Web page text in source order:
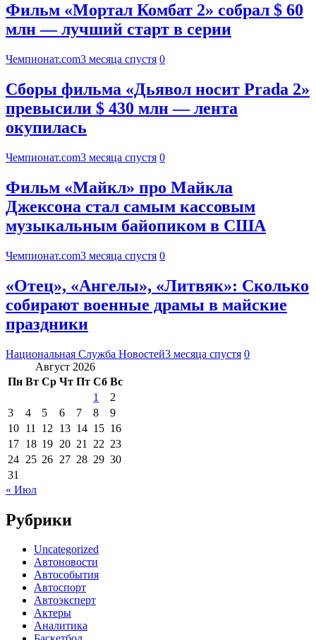
Фильм «Мортал Комбат 2» собрал $ 60
млн — лучший старт в серии
Чемпионат.com3 месяца спустя 0
Сборы фильма «Дьявол носит Prada 2»
превысили $ 430 млн — лента
окупилась
Чемпионат.com3 месяца спустя 0
Фильм «Майкл» про Майкла
Джексона стал самым кассовым
музыкальным байопиком в США
Чемпионат.com3 месяца спустя 0
«Отец», «Ангелы», «Литвяк»: Сколько
собирают военные драмы в майские
праздники
Национальная Служба Новостей3 месяца спустя 0
Август 2026
Пн Вт Ср Чт Пт Сб Вс
1
2
3
4 5 6 7 8
9
10 11 12 13 14 15 16
17 18 19 20 21 22 23
24 25 26 27 28 29 30
31
« Июл
Рубрики
Uncategorized
Автоновости
Автособытия
Автоспорт
Автоэксперт
Актеры
Аналитика